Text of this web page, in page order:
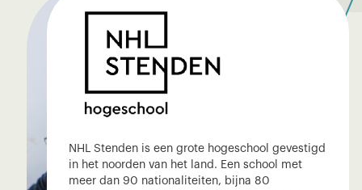
NHL Stenden is een grote hogeschool gevestigd
in het noorden van het land. Een school met
meer dan 90 nationaliteiten, bijna 80